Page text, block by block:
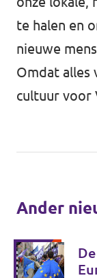
te halen en
nieuwe
Omdat alles
cultuur
Ander